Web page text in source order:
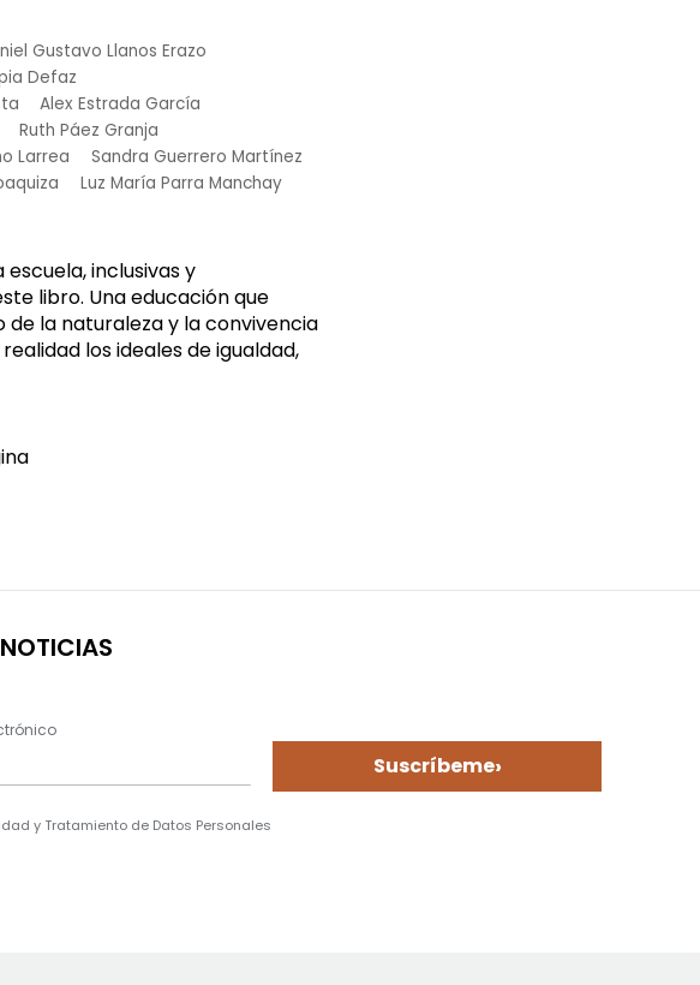
Gustavo Llanos Erazo
Defaz
Alex Estrada García
Ruth Páez Granja
Larrea
Sandra Guerrero Martínez
Luz María Parra Manchay
inclusivas y
libro. Una educación que
la naturaleza y la convivencia
los ideales de igualdad,
Suscríbeme›
y Tratamiento de Datos Personales